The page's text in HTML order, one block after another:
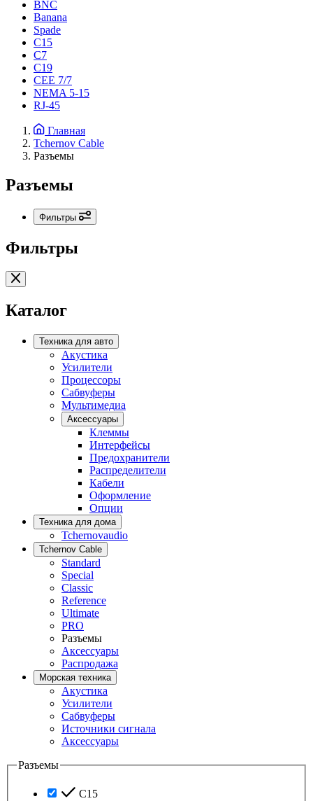
BNC
Banana
Spade
C15
С7
C19
CEE 7/7
NEMA 5-15
RJ-45
Главная
Tchernov Cable
Разъемы
Разъемы
Фильтры
Фильтры
Каталог
Техника для авто
Акустика
Усилители
Процессоры
Сабвуферы
Мультимедиа
Аксессуары
Клеммы
Интерфейсы
Предохранители
Распределители
Кабели
Оформление
Опции
Техника для дома
Tchernovaudio
Tchernov Cable
Standard
Special
Classic
Reference
Ultimate
PRO
Разъемы
Аксессуары
Распродажа
Морская техника
Акустика
Усилители
Сабвуферы
Источники сигнала
Аксессуары
Разъемы
C15